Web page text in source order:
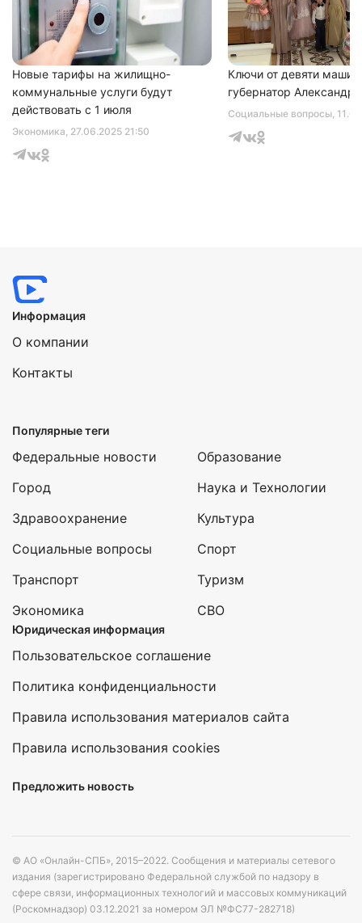
Экономика, 27.06.2025 21:50
Новые тарифы на жилищно-
коммунальные услуги будут
действовать с 1 июля
Социальные вопросы,
Ключи от девяти машин
губернатор Александр
Информация
О компании
Контакты
Популярные теги
Федеральные новости
Город
Здравоохранение
Социальные вопросы
Транспорт
Экономика
Образование
Наука и Технологии
Культура
Спорт
Туризм
СВО
Юридическая информация
Пользовательское соглашение
Политика конфиденциальности
Правила использования материалов сайта
Правила использования cookies
Предложить новость
© АО «Онлайн-СПБ», 2015–2022. Сообщения и материалы сетевого
издания (зарегистрировано Федеральной службой по надзору в
сфере связи, информационных технологий и массовых коммуникаций
(Роскомнадзор) 03.12.2021 за номером ЭЛ №ФС77-282718)